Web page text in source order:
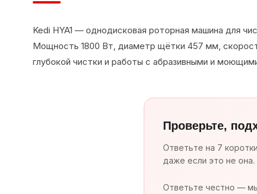
Kedi HYA1 — однодисковая роторная машина для
Мощность 1800 Вт, диаметр щётки 457 мм,
глубокой чистки и работы с абразивными и
Проверьте,
Ответьте на 7
даже если это не она.
Ответьте честно —